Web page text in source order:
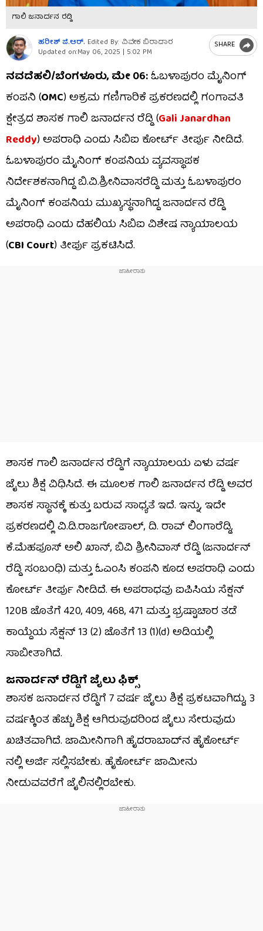
ಗಾಲಿ ಜನಾರ್ದನ ರೆಡ್ಡಿ
ಹರೀಶ್ ಜಿ.ಆರ್​. Edited By: ವಿವೇಕ ಬಿರಾದಾರ
Updated on:May 06, 2025 | 5:02 PM
SHARE
ನವದೆಹಲಿ/ಬೆಂಗಳೂರು, ಮೇ 06:ಓಬಳಾಪುರಂ ಮೈನಿಂಗ್
ಕಂಪನಿ (OMC) ಅಕ್ರಮ ಗಣಿಗಾರಿಕೆ ಪ್ರಕರಣದಲ್ಲಿ ಗಂಗಾವತಿ
ಕ್ಷೇತ್ರದ ಶಾಸಕ ಗಾಲಿ ಜನಾರ್ದನ ರೆಡ್ಡಿ (Gali Janardhan
Reddy) ಅಪರಾಧಿ ಎಂದು ಸಿಬಿಐ ಕೋರ್ಟ್ ತೀರ್ಪು ನೀಡಿದೆ.
ಓಬಳಾಪುರಂ ಮೈನಿಂಗ್ ಕಂಪನಿಯ ವ್ಯವಸ್ಥಾಪಕ
ನಿರ್ದೇಶಕನಾಗಿದ್ದ ಬಿ.ವಿ.ಶ್ರೀನಿವಾಸರೆಡ್ಡಿ ಮತ್ತು ಓಬಳಾಪುರಂ
ಮೈನಿಂಗ್ ಕಂಪನಿಯ ಮುಖ್ಯಸ್ಥನಾಗಿದ್ದ ಜನಾರ್ದನ ರೆಡ್ಡಿ
ಅಪರಾಧಿ ಎಂದು ದೆಹಲಿಯ ಸಿಬಿಐ ವಿಶೇಷ ನ್ಯಾಯಾಲಯ
(CBI Court) ತೀರ್ಪು ಪ್ರಕಟಿಸಿದೆ.
ಶಾಸಕ ಗಾಲಿ ಜನಾರ್ದನ ರೆಡ್ಡಿಗೆ ನ್ಯಾಯಾಲಯ ಏಳು ವರ್ಷ
ಜೈಲು ಶಿಕ್ಷೆ ವಿಧಿಸಿದೆ. ಈ ಮೂಲಕ ಗಾಲಿ ಜನಾರ್ದನ ರೆಡ್ಡಿ ಅವರ
ಶಾಸಕ ಸ್ಥಾನಕ್ಕೆ ಕುತ್ತು ಬರುವ ಸಾಧ್ಯತೆ ಇದೆ. ಇನ್ನು, ಇದೇ
ಪ್ರಕರಣದಲ್ಲಿ ವಿ.ಡಿ.ರಾಜಗೋಪಾಲ್, ದಿ. ರಾವ್ ಲಿಂಗಾರೆಡ್ಡಿ,
ಕೆ.ಮೆಹಫೂಸ್ ಅಲಿ ಖಾನ್, ಬಿವಿ ಶ್ರೀನಿವಾಸ್ ರೆಡ್ಡಿ (ಜನಾರ್ದನ್​
ರೆಡ್ಡಿ ಸಂಬಂಧಿ) ಮತ್ತು ಓಎಂಸಿ ಕಂಪನಿ ಕೂಡ ಅಪರಾಧಿ ಎಂದು
ಕೋರ್ಟ್​​ ತೀರ್ಪು ನೀಡಿದೆ. ಈ ಅಪರಾಧವು ಐಪಿಸಿಯ ಸೆಕ್ಷನ್
120B ಜೊತೆಗೆ 420, 409, 468, 471 ಮತ್ತು ಭ್ರಷ್ಟಾಚಾರ ತಡೆ
ಕಾಯ್ದೆಯ ಸೆಕ್ಷನ್ 13 (2) ಜೊತೆಗೆ 13 (1)(d) ಅಡಿಯಲ್ಲಿ
ಸಾಬೀತಾಗಿದೆ.
ಜನಾರ್ದನ್​ ರೆಡ್ಡಿಗೆ ಜೈಲು ಫಿಕ್ಸ್​
ಶಾಸಕ ಜನಾರ್ದನ ರೆಡ್ಡಿಗೆ 7 ವರ್ಷ ಜೈಲು ಶಿಕ್ಷೆ ಪ್ರಕಟವಾಗಿದ್ದು, 3
ವರ್ಷಕ್ಕಿಂತ ಹೆಚ್ಚು ಶಿಕ್ಷೆ ಆಗಿರುವುದರಿಂದ ಜೈಲು ಸೇರುವುದು
ಖಚಿತವಾಗಿದೆ. ಜಾಮೀನಿಗಾಗಿ ಹೈದರಾಬಾದ್​ನ ಹೈಕೋರ್ಟ್
ನಲ್ಲಿ ಅರ್ಜಿ ಸಲ್ಲಿಸಬೇಕು. ಹೈಕೋರ್ಟ್ ಜಾಮೀನು
ನೀಡುವವರೆಗೆ ಜೈಲಿನಲ್ಲಿರಬೇಕು.